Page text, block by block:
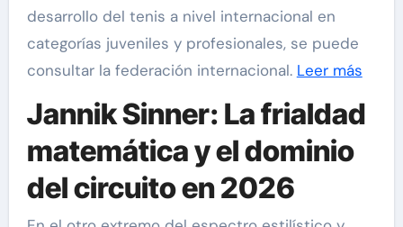
desarrollo del tenis a nivel internacional en
categorías juveniles y profesionales, se puede
consultar la federación internacional. Leer más
Jannik Sinner: La frialdad
matemática y el dominio
del circuito en 2026